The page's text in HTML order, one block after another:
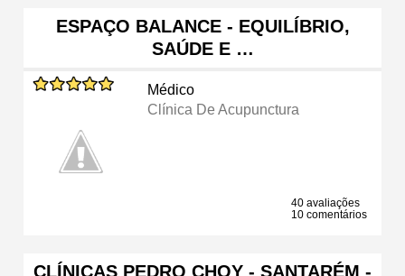
ESPAÇO BALANCE - EQUILÍBRIO,
SAÚDE E …
Médico
Clínica De Acupunctura
40 avaliações
10 comentários
CLÍNICAS PEDRO CHOY - SANTARÉM -